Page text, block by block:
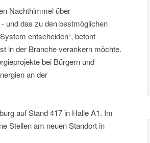
Nachthimmel über
und das zu den bestmöglichen
entscheiden“, betont
in der Branche verankern möchte.
bei Bürgern und
an der
auf Stand 417 in Halle A1. Im
Stellen am neuen Standort in